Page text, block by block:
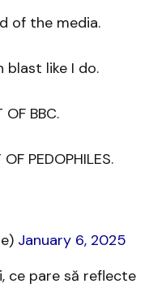
of the media.
blast like I do.
OF BBC.
PEDOPHILES.
January 6, 2025
ce pare să reflecte